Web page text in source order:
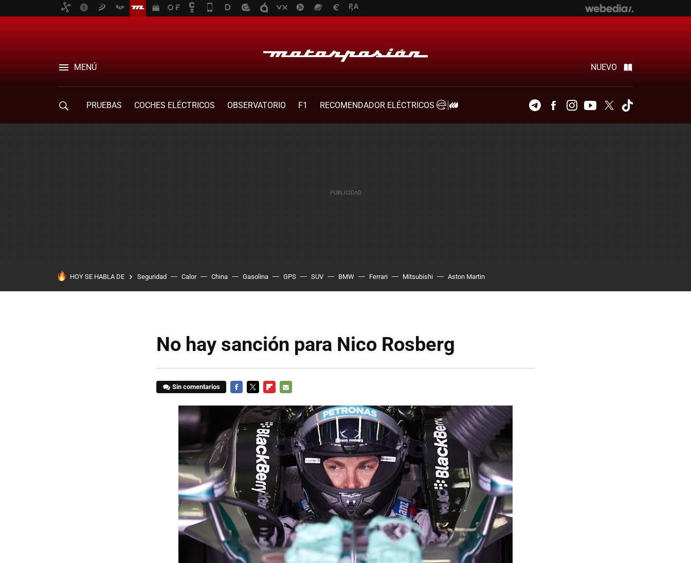
MENÚ NUEVO
PRUEBAS COCHES ELÉCTRICOS OBSERVATORIO F1
RECOMENDADOR ELÉCTRICOS
TelegramFacebookInstagramYoutubeTwitter
HOY SE HABLA DE Seguridad Calor China Gasolina GPS SUV BMW Ferrari Mitsubishi Aston Martin
No hay sanción para Nico Rosberg
Sin comentarios
MAIL